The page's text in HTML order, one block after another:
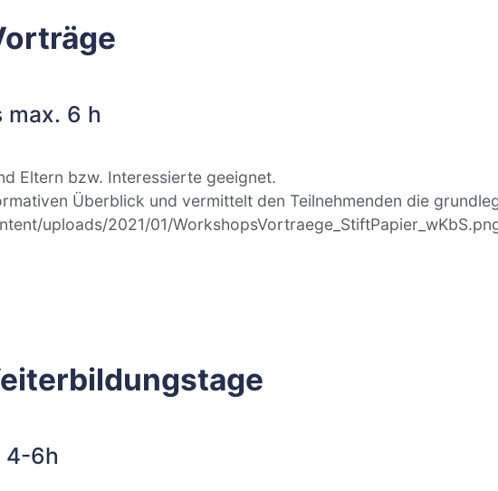
max. 6 h
Eltern bzw. Interessierte geeignet.
Überblick und vermittelt den Teilnehmenden die
uploads/2021/01/
4-6h